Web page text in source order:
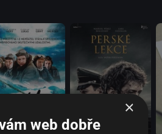
zbývá jí jen několik měsíců se
v temných časech, o nesmírné
i když vás tento boj může stát
×
web dobře